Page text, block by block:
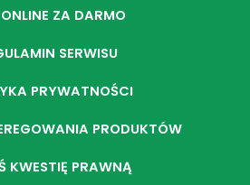
ZA DARMO
SERWISU
PRYWATNOŚCI
PRODUKTÓW
KWESTIĘ PRAWNĄ